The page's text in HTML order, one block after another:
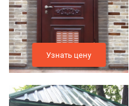
Узнать цену